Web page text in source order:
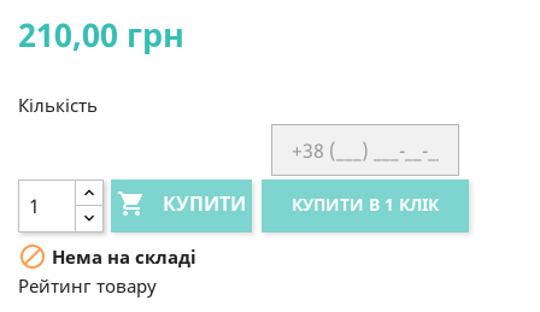
210,00 грн
Кількість
 КУПИТИ КУПИТИ В 1 КЛІК
 Нема на складі
Рейтинг товару